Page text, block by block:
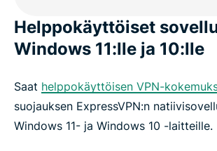
Helppokäyttöiset
Windows 11:lle ja 10:lle
Saat helppokäyttöisen VPN-
suojauksen ExpressVPN:n
Windows 11- ja Windows 10 -laitteille.